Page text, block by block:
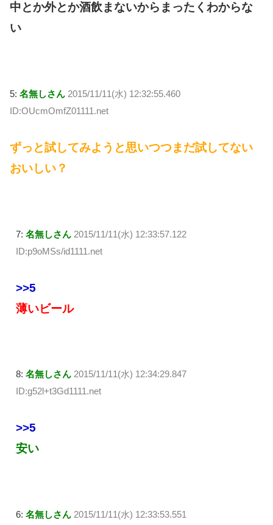
中とか外とか酒飲まないからまったくわからな
い
5: 名無しさん 2015/11/11(水) 12:32:55.460
ID:OUcmOmfZ01111.net
ずっと試してみようと思いつつまだ試してない
おいしい？
7: 名無しさん 2015/11/11(水) 12:33:57.122
ID:p9oMSs/id1111.net
>>5
薄いビール
8: 名無しさん 2015/11/11(水) 12:34:29.847
ID:g52l+t3Gd1111.net
>>5
安い
6: 名無しさん 2015/11/11(水) 12:33:53.551